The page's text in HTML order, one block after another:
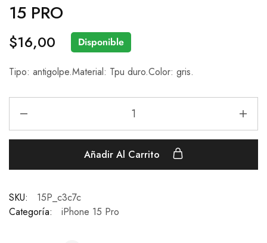
15 PRO
$16,00 Disponible
Tipo: antigolpe.Material: Tpu duro.Color: gris.
Añadir Al Carrito
SKU:
15P_c3c7c
Categoría:
iPhone 15 Pro